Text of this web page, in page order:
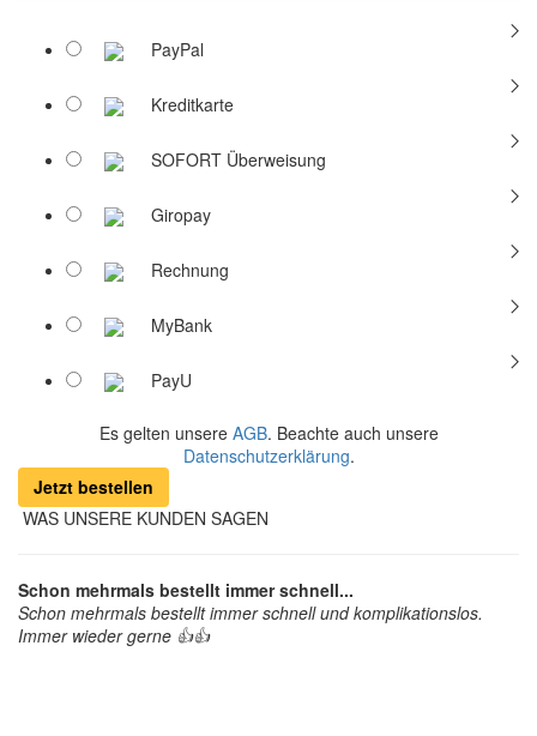
PayPal
Kreditkarte
SOFORT Überweisung
Giropay
Rechnung
MyBank
PayU
Es gelten unsere AGB. Beachte auch unsere
Datenschutzerklärung.
Jetzt bestellen
WAS UNSERE KUNDEN SAGEN
Schon mehrmals bestellt immer schnell...
Schon mehrmals bestellt immer schnell und komplikationslos.
Immer wieder gerne 👍👍